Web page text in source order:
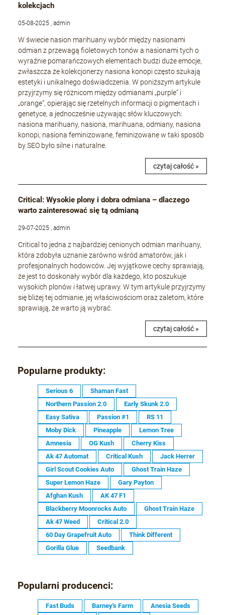
kolekcjach
05-08-2025 , admin
W świecie nasion marihuany wybór między nasionami
odmian z przewagą fioletowych tonów a nasionami tych o
wyraźnie pomarańczowych elementach budzi duże emocje,
zwłaszcza że kolekcjonerzy nasiona konopi często szukają
estetyki i unikalnego doświadczenia. W poniższym artykule
przyjrzymy się różnicom między odmianami „purple” i
„orange”, opierając się rzetelnych informacji o pigmentach i
genetyce, a jednocześnie używając słów kluczowych:
nasiona marihuany, nasiona, marihuana, odmiany, nasiona
konopi, nasiona feminizowane, feminizowane w taki sposób
by SEO było silne i naturalne.
czytaj całość »
Critical: Wysokie plony i dobra odmiana – dlaczego
warto zainteresować się tą odmianą
29-07-2025 , admin
Critical to jedna z najbardziej cenionych odmian marihuany,
która zdobyła uznanie zarówno wśród amatorów, jak i
profesjonalnych hodowców. Jej wyjątkowe cechy sprawiają,
że jest to doskonały wybór dla każdego, kto poszukuje
wysokich plonów i łatwej uprawy. W tym artykule przyjrzymy
się bliżej tej odmianie, jej właściwościom oraz zaletom, które
sprawiają, że warto ją wybrać.
czytaj całość »
Popularne produkty:
Serious 6
Shaman Fast
Northern Passion 2.0
Early Skunk 2.0
Easy Sativa
Passion #1
RS 11
Moby Dick
Pineapple
Lemon Tree
Amnesia
OG Kush
Cherry Kiss
Ak 47 Automat
Critical Kush
Jack Herrer
Girl Scout Cookies Auto
Ghost Train Haze
Super Lemon Haze
Gary Payton
Afghan Kush
AK 47 F1
Blackberry Moonrocks Auto
Ghost Train Haze
Ak 47 Weed
Critical 2.0
60 Day Grapefruit Auto
Think Different
Gorilla Glue
Seedbank
Popularni producenci:
Fast Buds Barney's Farm Anesia Seeds